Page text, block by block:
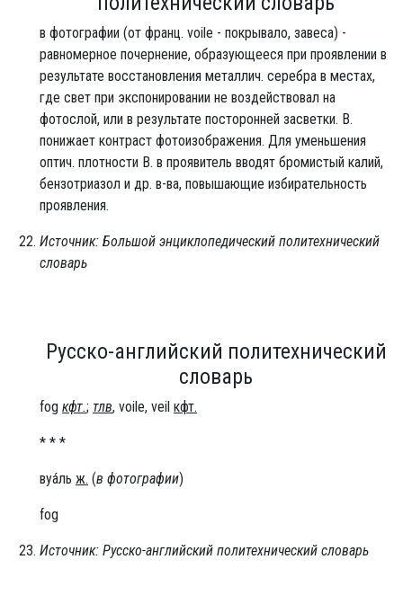
в фотографии (от франц. voile - покрывало, завеса) -
равномерное почернение, образующееся при проявлении в
результате восстановления металлич. серебра в местах,
где свет при экспонировании не воздействовал на
фотослой, или в результате посторонней засветки. В.
понижает контраст фотоизображения. Для уменьшения
оптич. плотности В. в проявитель вводят бромистый калий,
бензотриазол и др. в-ва, повышающие избирательность
проявления.
Источник: Большой энциклопедический политехнический
словарь
Русско-английский политехнический
словарь
fog кфт.; тлв, voile, veil кфт.
* * *
вуа́ль ж. (в фотографии)
fog
Источник: Русско-английский политехнический словарь